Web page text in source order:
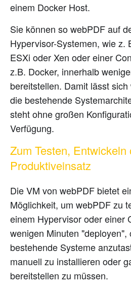
einem Docker Host.
Sie können so webPDF auf
Hypervisor-Systemen, wie z.
ESXi oder Xen oder einer
z.B. Docker, innerhalb
bereitstellen. Damit lässt
die bestehende
steht ohne großen
Verfügung.
Zum Testen, Entwickeln
Produktiveinsatz
Die VM von webPDF bietet
Möglichkeit, um webPDF zu
einem Hypervisor oder einer
wenigen Minuten "deployen",
bestehende Systeme
manuell zu installieren oder
bereitstellen zu müssen.